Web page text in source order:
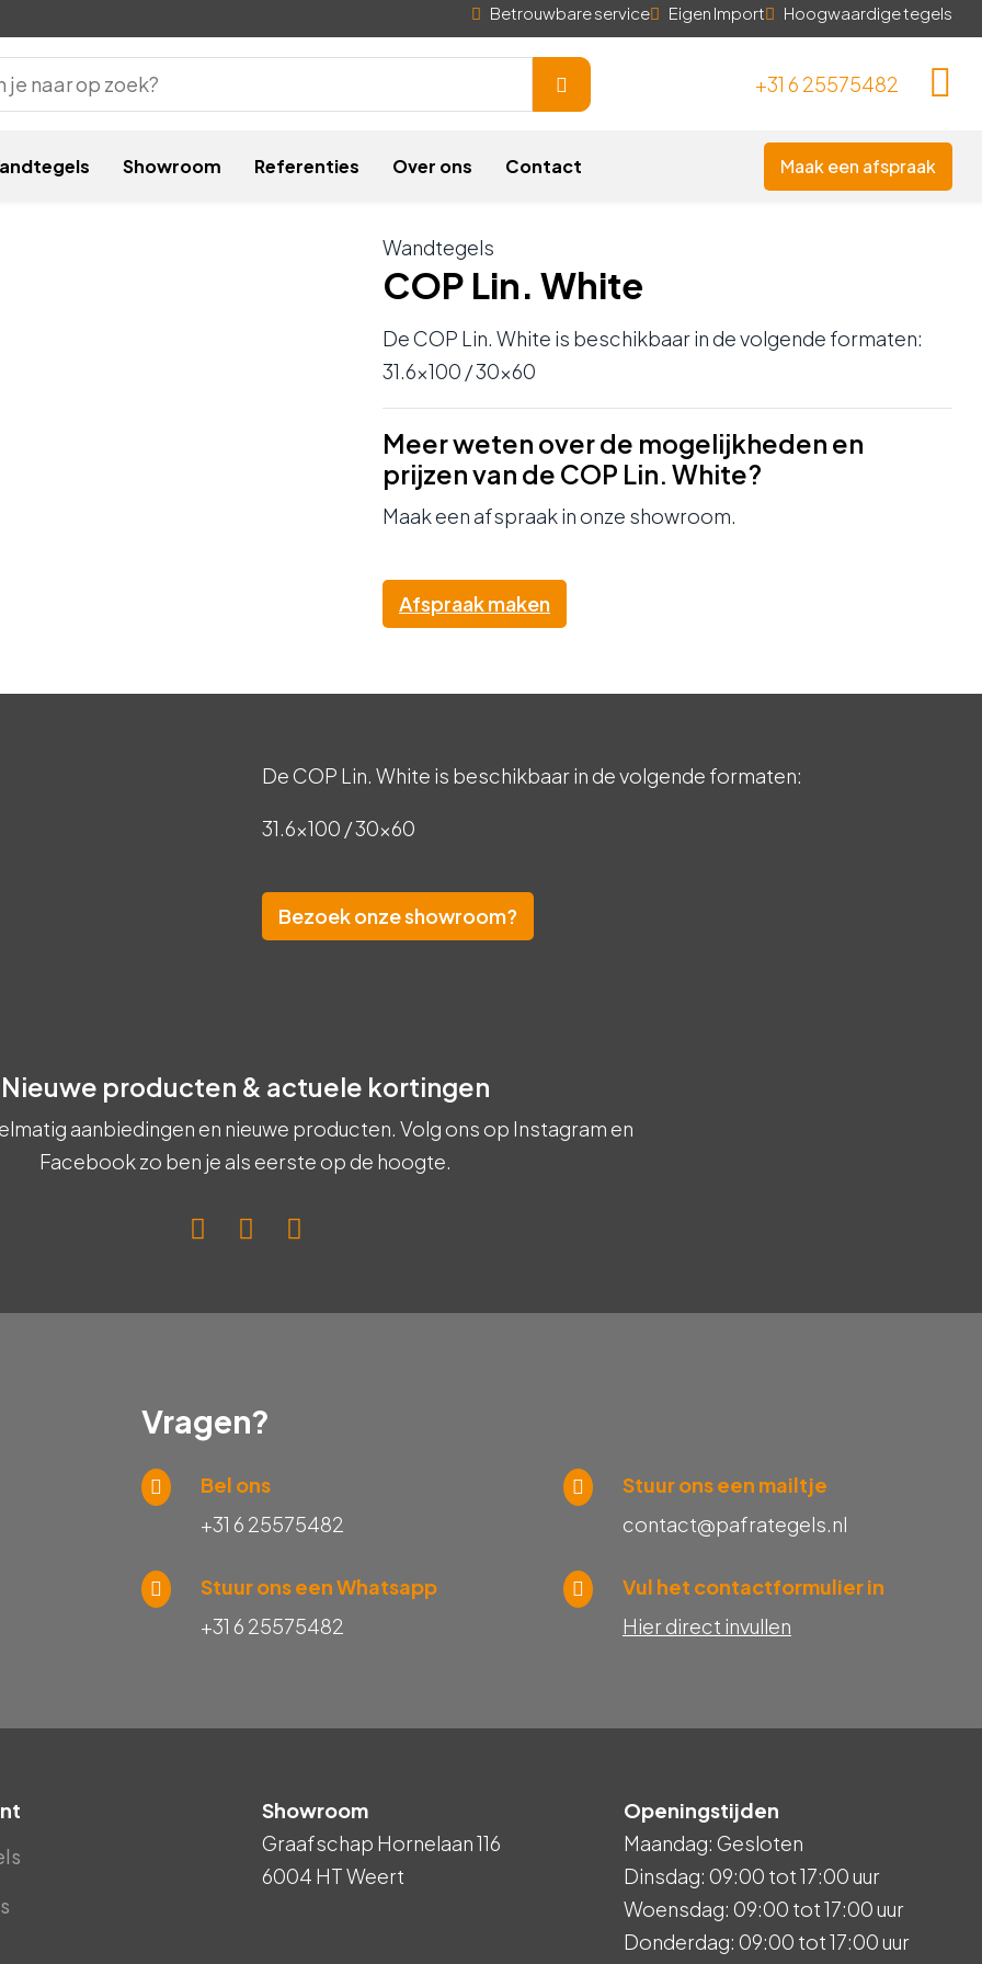
Hoogwaardige tegels
Eigen Import
Betrouwbare service
+31 6 25575482
Showroom Referenties Over ons Contact Maak een afspraak
Wandtegels
COP Lin. White
De COP Lin. White is beschikbaar in de volgende formaten:
31.6×100 / 30×60
Meer weten over de mogelijkheden en
prijzen van de COP Lin. White?
Maak een afspraak in onze showroom.
Afspraak maken
De COP Lin. White is beschikbaar in de volgende formaten:
31.6×100 / 30×60
Bezoek onze showroom?
Nieuwe producten & actuele kortingen
aanbiedingen en nieuwe producten. Volg ons op Instagram en
Facebook zo ben je als eerste op de hoogte.
Vragen?
Bel ons
+31 6 25575482
Stuur ons een Whatsapp
+31 6 25575482
Stuur ons een mailtje
contact@pafrategels.nl
Vul het contactformulier in
Hier direct invullen
Showroom
Graafschap Hornelaan 116
6004 HT Weert
Openingstijden
Maandag: Gesloten
Dinsdag: 09:00 tot 17:00 uur
Woensdag: 09:00 tot 17:00 uur
Donderdag: 09:00 tot 17:00 uur